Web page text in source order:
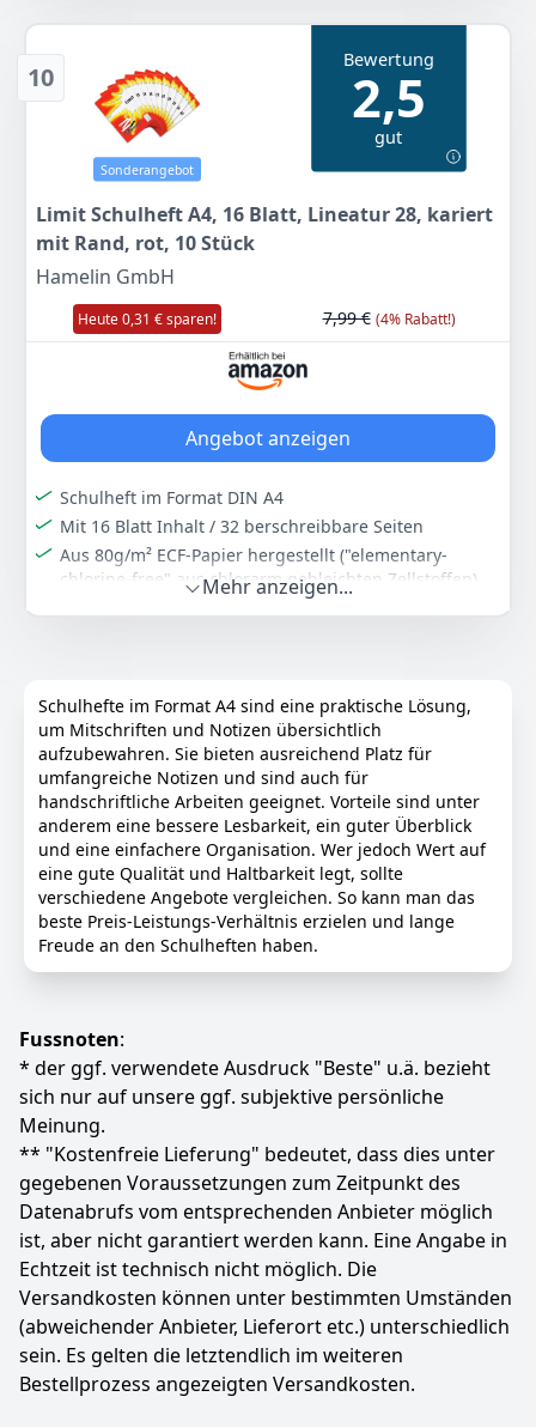
Mit Beschriftungsfeld für Namen und Unterrichtsfach
Sie erhallten 5 Schulhefte mit der Lineatur 28 (kariert
mit Innen‐ und Außenrand)
Farbe Gewicht
UVP:9,28 € -4%
10
Sonderangebot
Bewertung
2,5
gut
Limit Schulheft A4, 16 Blatt, Lineatur 28, kariert
mit Rand, rot, 10 Stück
Hamelin GmbH
Heute 0,31 € sparen! 7,99 € (4% Rabatt!)
Angebot anzeigen
Schulheft im Format DIN A4
Mit 16 Blatt Inhalt / 32 berschreibbare Seiten
Aus 80g/m² ECF-Papier hergestellt ("elementary-
chlorine-free" aus chlorarm gebleichten Zellstoffen)
10er Pack, rot
Farbe Hersteller Gewicht
Rot Limit
7 68 €
UVP: 7,99 € -4%
Anzeigen
Mehr anzeigen...
Schulhefte im Format A4 sind eine praktische Lösung,
um Mitschriften und Notizen übersichtlich
aufzubewahren. Sie bieten ausreichend Platz für
umfangreiche Notizen und sind auch für
handschriftliche Arbeiten geeignet. Vorteile sind unter
anderem eine bessere Lesbarkeit, ein guter Überblick
und eine einfachere Organisation. Wer jedoch Wert auf
eine gute Qualität und Haltbarkeit legt, sollte
verschiedene Angebote vergleichen. So kann man das
beste Preis-Leistungs-Verhältnis erzielen und lange
Freude an den Schulheften haben.
Fussnoten:
* der ggf. verwendete Ausdruck "Beste" u.ä. bezieht
sich nur auf unsere ggf. subjektive persönliche
Meinung.
** "Kostenfreie Lieferung" bedeutet, dass dies unter
gegebenen Voraussetzungen zum Zeitpunkt des
Datenabrufs vom entsprechenden Anbieter möglich
ist, aber nicht garantiert werden kann. Eine Angabe in
Echtzeit ist technisch nicht möglich. Die
Versandkosten können unter bestimmten Umständen
(abweichender Anbieter, Lieferort etc.) unterschiedlich
sein. Es gelten die letztendlich im weiteren
Bestellprozess angezeigten Versandkosten.